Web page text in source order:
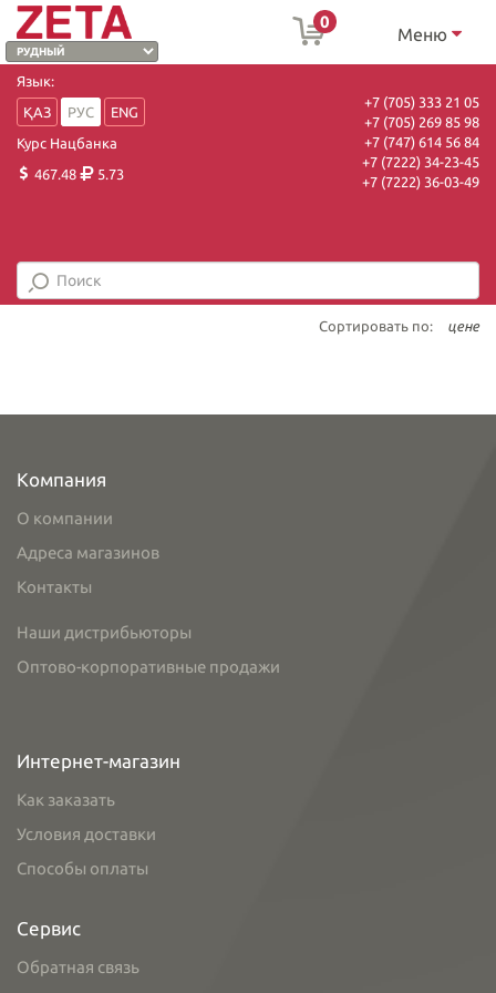
0
Меню
Язык:
ҚАЗ
РУС
ENG
Курс Нацбанка
467.48
5.73
+7 (705) 333 21 05
+7 (705) 269 85 98
+7 (747) 614 56 84
+7 (7222) 34-23-45
+7 (7222) 36-03-49
Сортировать по: цене
Компания
О компании
Адреса магазинов
Контакты
Наши дистрибьюторы
Оптово-корпоративные продажи
Интернет-магазин
Как заказать
Условия доставки
Способы оплаты
Сервис
Обратная связь